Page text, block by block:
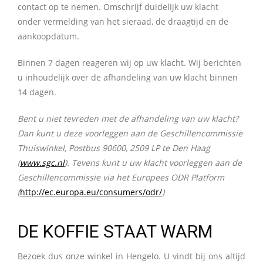
contact op te nemen. Omschrijf duidelijk uw klacht
onder vermelding van het sieraad, de draagtijd en de
aankoopdatum.
Binnen 7 dagen reageren wij op uw klacht. Wij berichten
u inhoudelijk over de afhandeling van uw klacht binnen
14 dagen.
Bent u niet tevreden met de afhandeling van uw klacht?
Dan kunt u deze voorleggen aan de Geschillencommissie
Thuiswinkel, Postbus 90600, 2509 LP te Den Haag
(www.sgc.nl). Tevens kunt u uw klacht voorleggen aan de
Geschillencommissie via het Europees ODR Platform
(http://ec.europa.eu/consumers/odr/)
DE KOFFIE STAAT WARM
Bezoek dus onze winkel in Hengelo. U vindt bij ons altijd